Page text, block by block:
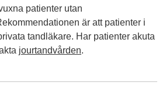
patienter utan
är att patienter i
tandläkare. Har patienter akuta
jourtandvården.